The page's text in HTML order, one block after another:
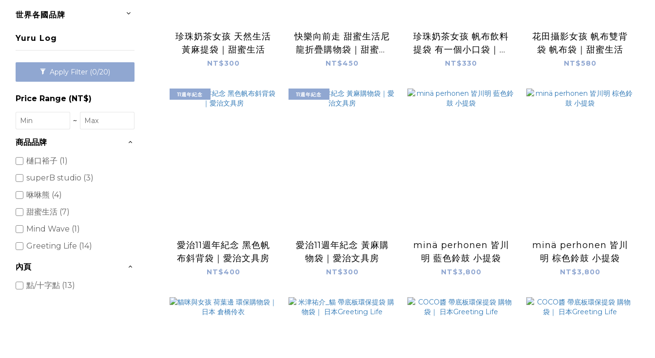
世界各國品牌
Yuru Log
Apply Filter (0/20)
Price Range (NT$)
~
商品品牌
樋口裕子 (1)
superB studio (3)
咻咻熊 (4)
甜蜜生活 (7)
Mind Wave (1)
Greeting Life (14)
內頁
點/十字點 (13)
珍珠奶茶女孩 天然生活
黃麻提袋｜甜蜜生活
NT$300
快樂向前走 甜蜜生活尼
龍折疊購物袋｜甜蜜生
活
NT$450
珍珠奶茶女孩 帆布飲料
提袋 有一個小口袋｜甜
蜜生活
NT$330
花田攝影女孩 帆布雙背
袋 帆布袋｜甜蜜生活
NT$580
11週年紀念
愛治11週年紀念 黑色帆
布斜背袋｜愛治文具房
NT$400
11週年紀念
愛治11週年紀念 黃麻購
物袋｜愛治文具房
NT$300
minä perhonen 皆川
明 藍色鈴鼓 小提袋
NT$3,800
minä perhonen 皆川
明 棕色鈴鼓 小提袋
NT$3,800